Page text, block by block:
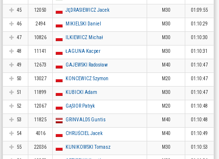
45 12050 JĘDRASIEWICZ Jacek M30 01:09:55
46 2494 MIKIELSKI Daniel M30 01:10:29
47 10826 ILKIEWICZ Michał M30 01:10:30
48 11141 ŁAGUNA Kacper M30 01:10:31
49 12673 GAJEWSKI Radosław M40 01:10:47
50 13027 KONCEWICZ Szymon M20 01:10:47
51 11899 KUBICKI Adam M30 01:10:47
52 12067 GĄSIOR Patryk M20 01:10:48
53 11825 GRINVALDS Guntis M40 01:10:48
54 4016 CHRUŚCIEL Jacek M40 01:10:49
55 22036 KUNIKOWSKI Tomasz M30 01:10:53